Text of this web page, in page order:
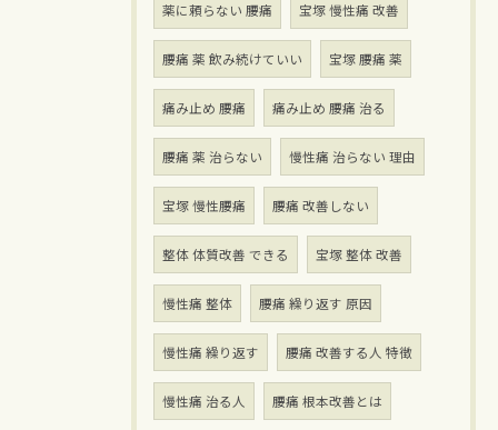
薬に頼らない 腰痛 宝塚 慢性痛 改善
腰痛 薬 飲み続けていい 宝塚 腰痛 薬
痛み止め 腰痛 痛み止め 腰痛 治る
腰痛 薬 治らない 慢性痛 治らない 理由
宝塚 慢性腰痛 腰痛 改善しない
整体 体質改善 できる 宝塚 整体 改善
慢性痛 整体 腰痛 繰り返す 原因
慢性痛 繰り返す 腰痛 改善する人 特徴
慢性痛 治る人 腰痛 根本改善とは